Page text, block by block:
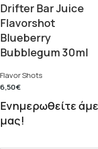
Drifter Bar Juice
Flavorshot
Blueberry
Bubblegum 30ml
Flavor Shots
6,50€
Ενημερωθείτε
μας!